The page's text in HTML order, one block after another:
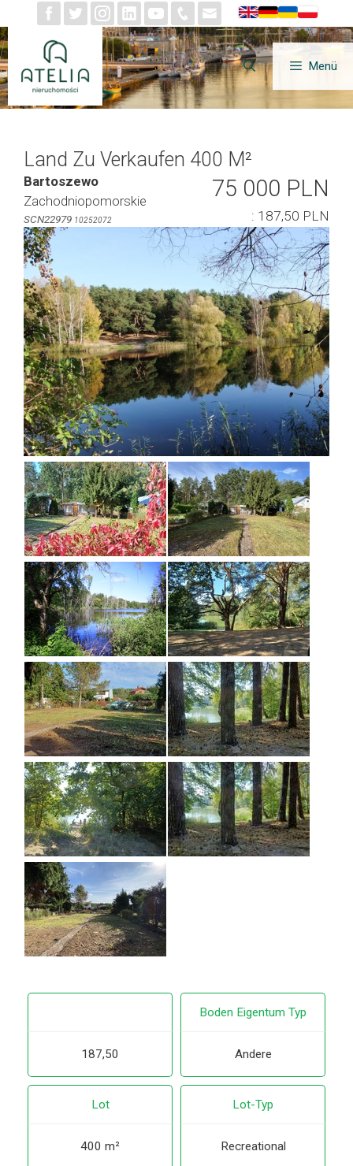
Inhalt
springen
Menü
Land Zu Verkaufen 400 M²
Bartoszewo
Zachodniopomorskie
SCN22979 10252072
75 000 PLN
: 187,50 PLN
187,50
Boden Eigentum Typ
Andere
Lot
400 m²
Lot-Typ
Recreational